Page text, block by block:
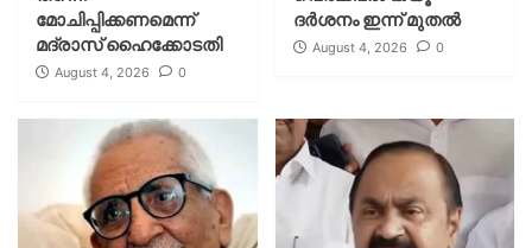
മോചിപ്പിക്കണമെന്ന്
മദ്രാസ് ഹൈക്കോടതി
August 4, 2026 0
ദര്‍ശനം ഇന്ന് മുതല്‍
August 4, 2026 0